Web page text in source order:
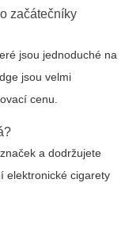
začátečníky
jsou jednoduché na
jsou velmi
cenu.
a dodržujete
elektronické cigarety